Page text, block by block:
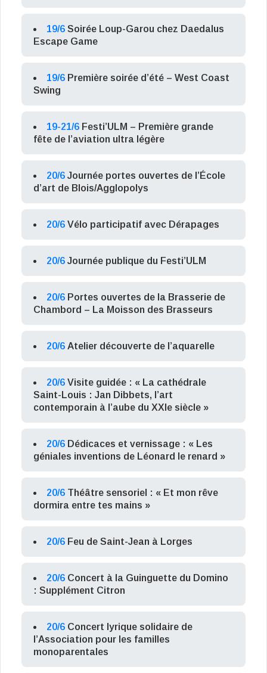
19/6 Soirée Loup-Garou chez Daedalus
Escape Game
19/6 Première soirée d’été – West Coast
Swing
19-21/6 Festi’ULM – Première grande
fête de l’aviation ultra légère
20/6 Journée portes ouvertes de l’École
d’art de Blois/Agglopolys
20/6 Vélo participatif avec Dérapages
20/6 Journée publique du Festi’ULM
20/6 Portes ouvertes de la Brasserie de
Chambord – La Moisson des Brasseurs
20/6 Atelier découverte de l’aquarelle
20/6 Visite guidée : « La cathédrale
Saint-Louis : Jan Dibbets, l’art
contemporain à l’aube du XXIe siècle »
20/6 Dédicaces et vernissage : « Les
géniales inventions de Léonard le renard »
20/6 Théâtre sensoriel : « Et mon rêve
dormira entre tes mains »
20/6 Feu de Saint-Jean à Lorges
20/6 Concert à la Guinguette du Domino
: Supplément Citron
20/6 Concert lyrique solidaire de
l’Association pour les familles
monoparentales